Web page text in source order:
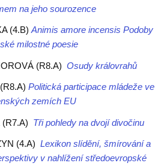
na jeho sourozence
(4.B) Animis amore incensis Podoby
milostné poesie
(R8.A) Osudy královrahů
Politická participace mládeže ve
zemích EU
(R7.A) Tři pohledy na dvojí divočinu
(4.A) Lexikon slídění, šmírování a
v nahlížení středoevropské